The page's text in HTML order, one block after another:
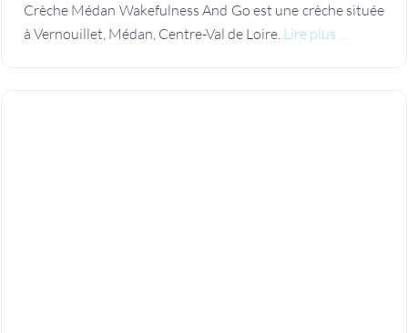
Crèche Médan Wakefulness And Go est une crèche située
à Vernouillet, Médan, Centre-Val de Loire. Lire plus ...